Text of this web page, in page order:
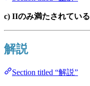
c) IIのみ満たされている
解説
Section titled “解説”